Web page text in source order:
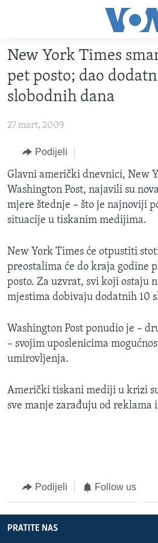
glavni
sadržaj
Pređi
na
glavnu
pretragu
VIDEO
VIJESTI
SJEDINJENE AMERIČKE DRŽAVE
BOSNA I HERCEGOVINA
SVIJET
NAUKA I TEHNOLOGIJA
SPECIJALNI PROJEKTI
KORUPCIJA
SLOBODA MEDIJA
IZBJEGLIČKA STRANA
MAGAZIN
O GLASU AMERIKE
Learning English
New York Times
pet posto; dao
slobodnih dana
27 mart, 2009
Podijeli
Glavni američki dnevnici, New
Washington Post, najavili su
mjere štednje – što je najnoviji
situacije u tiskanim medijima.
New York Times će otpustiti
preostalima će do kraja godine
posto. Za uzvrat, svi koji ostaju
mjestima dobivaju dodatnih 10
Washington Post ponudio je –
– svojim uposlenicima
umirovljenja.
Američki tiskani mediji u krizi
sve manje zarađuju od reklama i
Podijeli Follow us
PRATITE NAS